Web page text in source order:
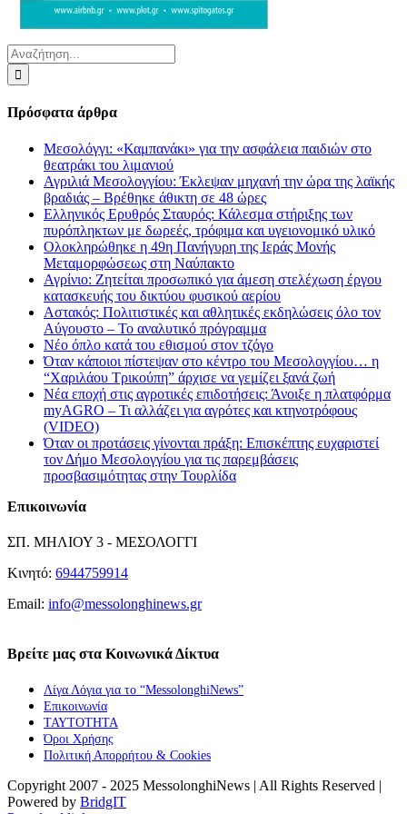
Αναζήτηση
για:
Πρόσφατα άρθρα
Μεσολόγγι: «Καμπανάκι» για την ασφάλεια παιδιών στο
θεατράκι του λιμανιού
Αγριλιά Μεσολογγίου: Έκλεψαν μηχανή την ώρα της λαϊκής
βραδιάς – Βρέθηκε άθικτη σε 48 ώρες
Ελληνικός Ερυθρός Σταυρός: Κάλεσμα στήριξης των
πυρόπληκτων με δωρεές, τρόφιμα και υγειονομικό υλικό
Ολοκληρώθηκε η 49η Πανήγυρη της Ιεράς Μονής
Μεταμορφώσεως στη Ναύπακτο
Αγρίνιο: Ζητείται προσωπικό για άμεση στελέχωση έργου
κατασκευής του δικτύου φυσικού αερίου
Αστακός: Πολιτιστικές και αθλητικές εκδηλώσεις όλο τον
Αύγουστο – Το αναλυτικό πρόγραμμα
Νέο όπλο κατά του εθισμού στον τζόγο
Όταν κάποιοι πίστεψαν στο κέντρο του Μεσολογγίου… η
“Χαριλάου Τρικούπη” άρχισε να γεμίζει ξανά ζωή
Νέα εποχή στις αγροτικές επιδοτήσεις: Άνοιξε η πλατφόρμα
myAGRO – Τι αλλάζει για αγρότες και κτηνοτρόφους
(VIDEO)
Όταν οι προτάσεις γίνονται πράξη: Επισκέπτης ευχαριστεί
τον Δήμο Μεσολογγίου για τις παρεμβάσεις
προσβασιμότητας στην Τουρλίδα
Επικοινωνία
ΣΠ. ΜΗΛΙΟΥ 3 - ΜΕΣΟΛΟΓΓΙ
Κινητό: 6944759914
Email: info@messolonghinews.gr
Βρείτε μας στα Κοινωνικά Δίκτυα
Λίγα Λόγια για το “MessolonghiNews”
Επικοινωνία
ΤΑΥΤΟΤΗΤΑ
Όροι Χρήσης
Πολιτική Απορρήτου & Cookies
Copyright 2007 - 2025 MessolonghiNews | All Rights Reserved |
Powered by BridgIT